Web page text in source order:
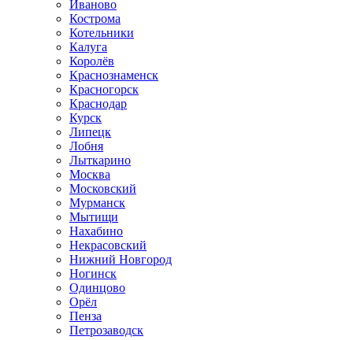
Иваново
Кострома
Котельники
Калуга
Королёв
Краснознаменск
Красногорск
Краснодар
Курск
Липецк
Лобня
Лыткарино
Москва
Московский
Мурманск
Мытищи
Нахабино
Некрасовский
Нижний Новгород
Ногинск
Одинцово
Орёл
Пенза
Петрозаводск